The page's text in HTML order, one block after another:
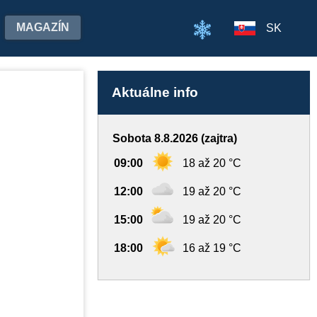
MAGAZÍN SK
Aktuálne info
Sobota 8.8.2026 (zajtra)
09:00 18 až 20 °C
12:00 19 až 20 °C
15:00 19 až 20 °C
18:00 16 až 19 °C